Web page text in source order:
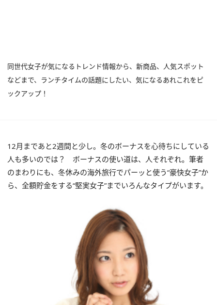
同世代女子が気になるトレンド情報から、新商品、人気スポット
などまで、ランチタイムの話題にしたい、気になるあれこれをピ
ックアップ！
12月まであと2週間と少し。冬のボーナスを心待ちにしている
人も多いのでは？ ボーナスの使い道は、人それぞれ。筆者
のまわりにも、冬休みの海外旅行でパーッと使う“豪快女子”か
ら、全額貯金をする“堅実女子”までいろんなタイプがいます。